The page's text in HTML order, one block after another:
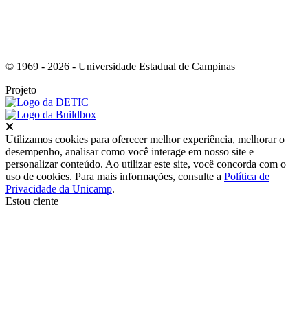
© 1969 - 2026 - Universidade Estadual de Campinas
Projeto
Utilizamos cookies para oferecer melhor experiência, melhorar o
desempenho, analisar como você interage em nosso site e
personalizar conteúdo. Ao utilizar este site, você concorda com o
uso de cookies. Para mais informações, consulte a Política de
Privacidade da Unicamp.
Estou ciente